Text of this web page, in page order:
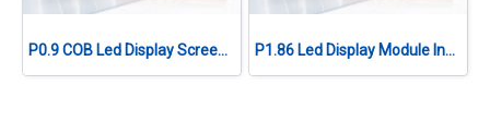
P0.9 COB Led Display Screen Module Indoor P1.86 Led Display Module Indoor